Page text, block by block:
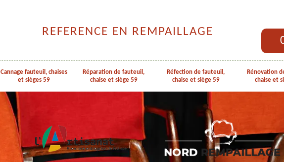
REFERENCE EN REMPAILLAGE
Cannage fauteuil, chaises
et sièges 59
Réparation de fauteuil,
chaise et siège 59
Réfection de fauteuil,
chaise et siège 59
Rénovation
chaise et